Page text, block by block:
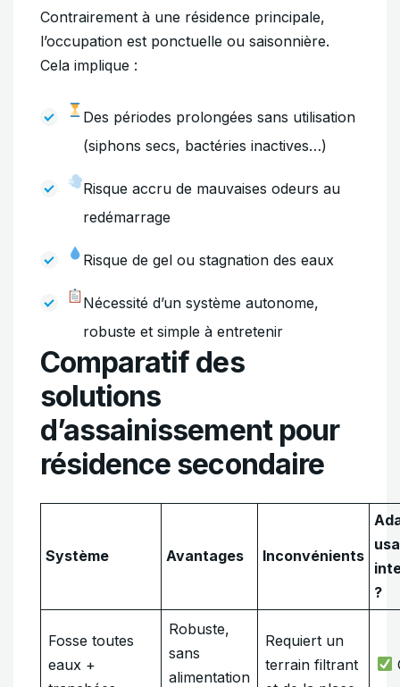
Contrairement à une résidence principale,
l’occupation est ponctuelle ou saisonnière.
Cela implique :
Des périodes prolongées sans utilisation
(siphons secs, bactéries inactives…)
Risque accru de mauvaises odeurs au
redémarrage
Risque de gel ou stagnation des eaux
Nécessité d’un système autonome,
robuste et simple à entretenir
Comparatif des
solutions
d’assainissement pour
résidence secondaire
Système Avantages Inconvénients
?
Fosse toutes
eaux +
Robuste,
sans
alimentation
Requiert un
terrain filtrant